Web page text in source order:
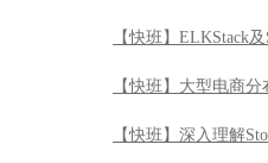
【快班】ELKStack
【快班】大型电商
【快班】深入理解